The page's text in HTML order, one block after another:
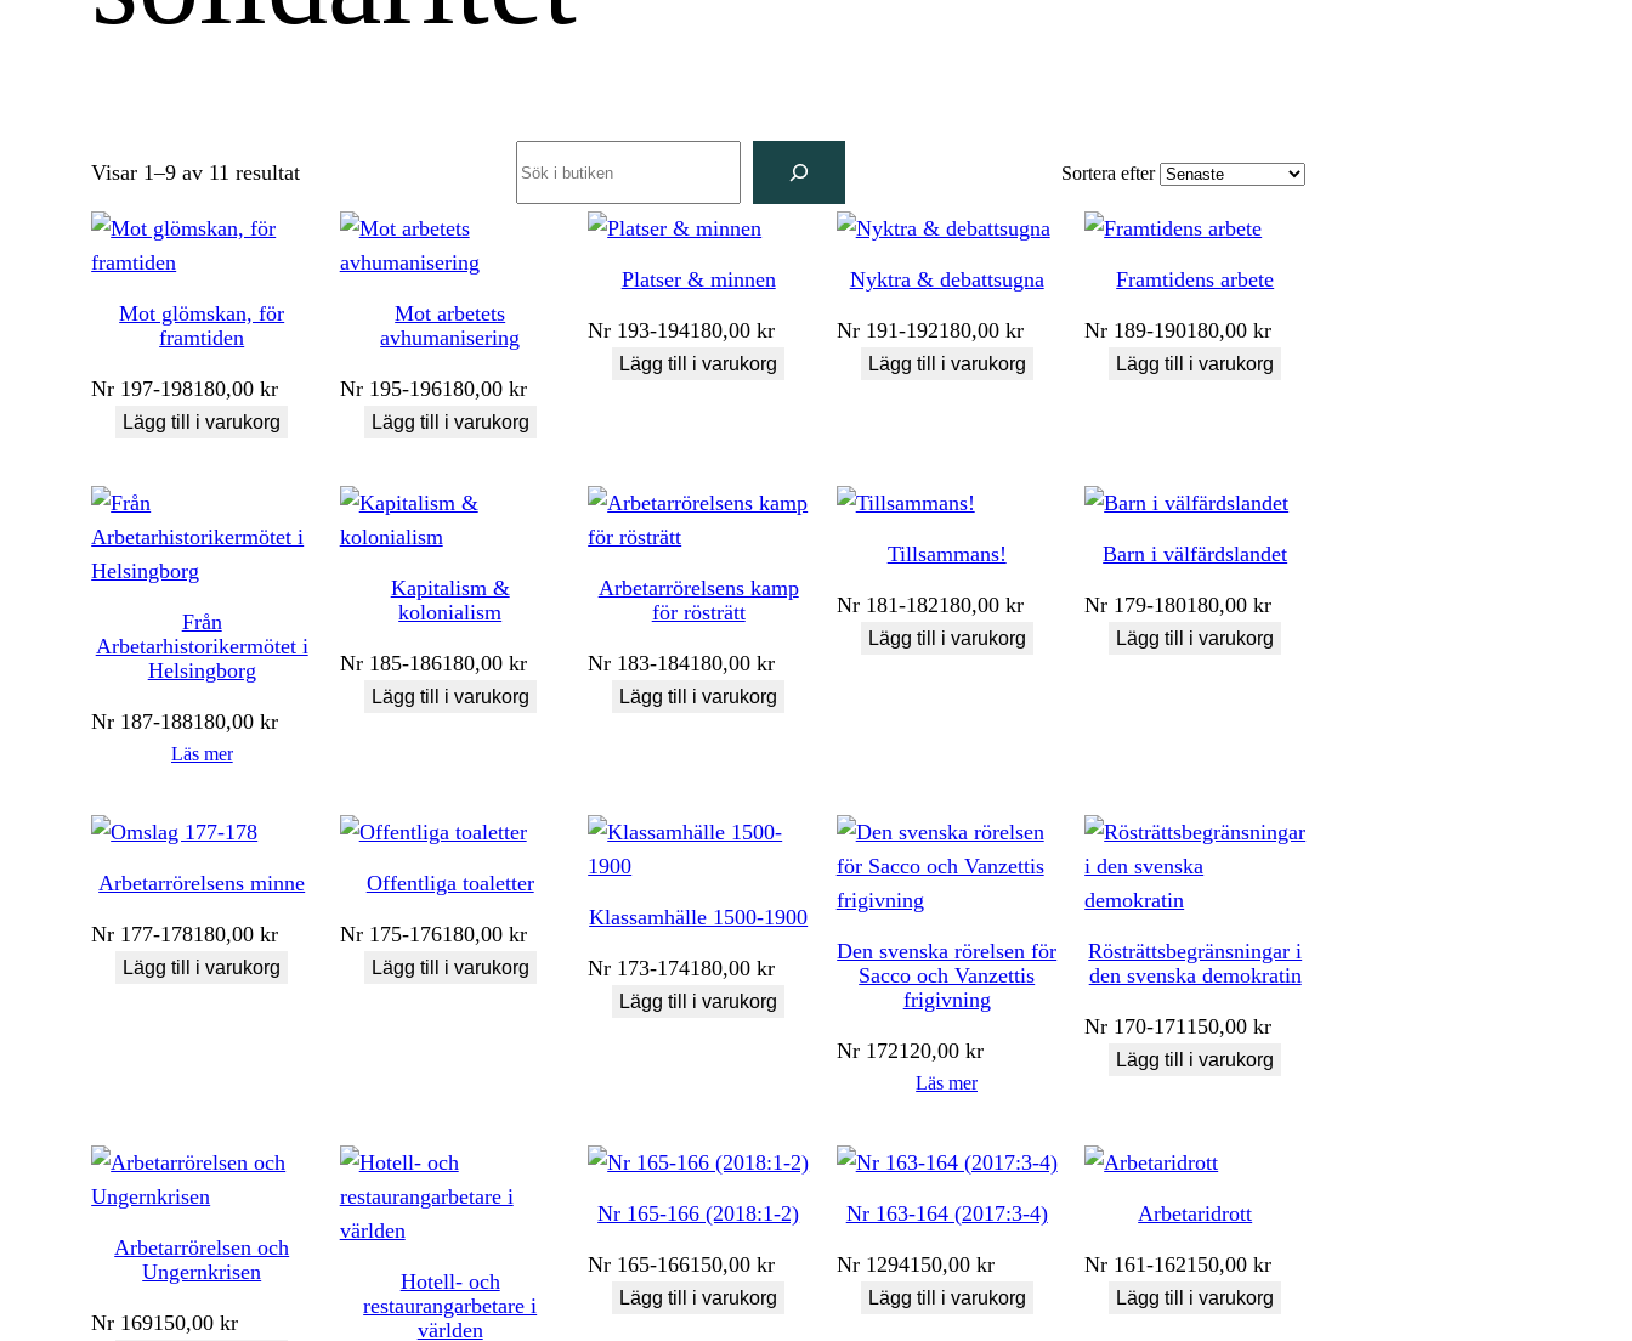
Visar 1–9 av 11 resultatSortera
senaste
Sortera efter
Mot glömskan, för
framtiden
Nr 197-198180,00kr
Lägg till i varukorg
Mot arbetets
avhumanisering
Nr 195-196180,00 kr
Lägg till i varukorg
Platser & minnen
Nr 193-194180,00kr
Lägg till i varukorg
Nyktra & debattsugna
Nr 191-192180,00 kr
Lägg till i varukorg
Framtidens arbete
Nr 189-190180,00kr
Lägg till i varukorg
Från
Arbetarhistorikermötet i
Helsingborg
Nr 187-188180,00kr
Läs mer
Kapitalism &
kolonialism
Nr 185-186180,00 kr
Lägg till i varukorg
Arbetarrörelsens kamp
för rösträtt
Nr 183-184180,00kr
Lägg till i varukorg
Tillsammans!
Nr 181-182180,00 kr
Lägg till i varukorg
Barn i välfärdslandet
Nr 179-180180,00kr
Lägg till i varukorg
Arbetarrörelsens minne
Nr 177-178180,00kr
Lägg till i varukorg
Offentliga toaletter
Nr 175-176180,00 kr
Lägg till i varukorg
Klassamhälle 1500-1900
Nr 173-174180,00kr
Lägg till i varukorg
Den svenska rörelsen för
Sacco och Vanzettis
frigivning
Nr 172120,00 kr
Läs mer
Rösträttsbegränsningar i
den svenska demokratin
Nr 170-171150,00kr
Lägg till i varukorg
Arbetarrörelsen och
Ungernkrisen
Nr 169150,00kr
Hotell- och
restaurangarbetare i
världen
Nr 165-166 (2018:1-2)
Nr 165-166150,00kr
Lägg till i varukorg
Nr 163-164 (2017:3-4)
Nr 1294150,00 kr
Lägg till i varukorg
Arbetaridrott
Nr 161-162150,00kr
Lägg till i varukorg